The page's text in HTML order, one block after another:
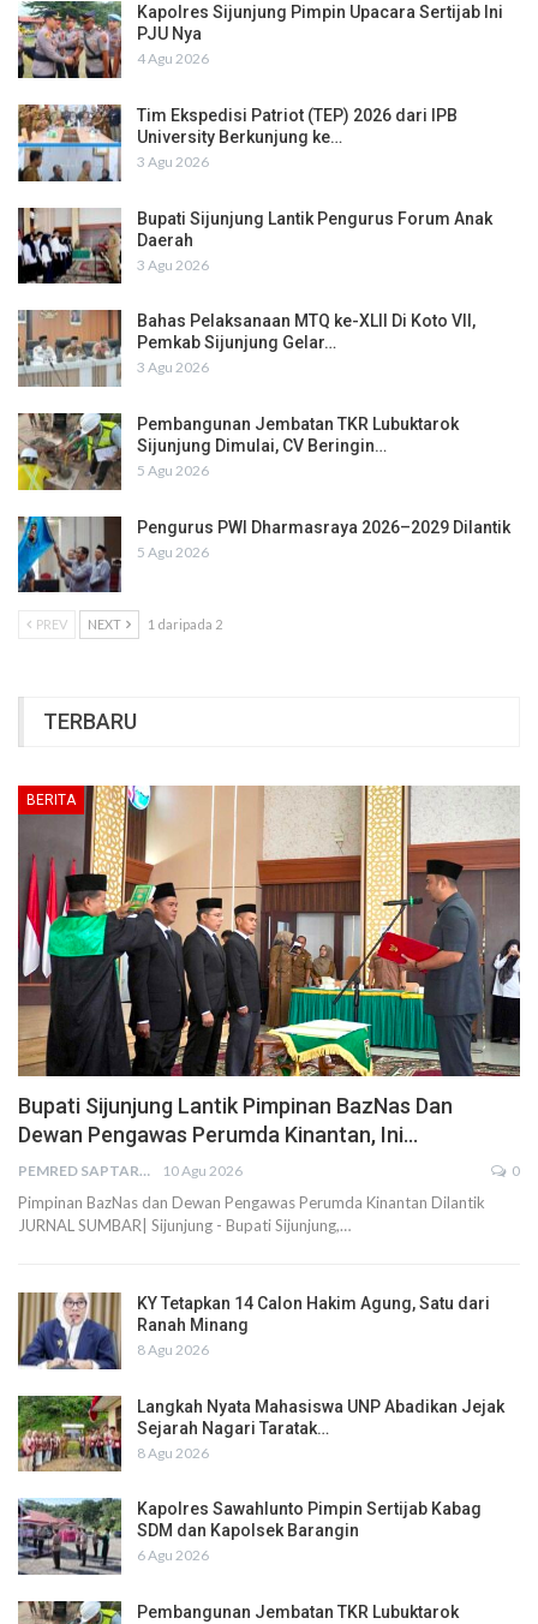
Kapolres Sijunjung Pimpin Upacara Sertijab Ini
PJU Nya
4 Agu 2026
Tim Ekspedisi Patriot (TEP) 2026 dari IPB
University Berkunjung ke…
3 Agu 2026
Bupati Sijunjung Lantik Pengurus Forum Anak
Daerah
3 Agu 2026
Bahas Pelaksanaan MTQ ke-XLII Di Koto VII,
Pemkab Sijunjung Gelar…
3 Agu 2026
Pembangunan Jembatan TKR Lubuktarok
Sijunjung Dimulai, CV Beringin…
5 Agu 2026
Pengurus PWI Dharmasraya 2026–2029 Dilantik
5 Agu 2026
PREV NEXT 1 daripada 2
TERBARU
BERITA
Bupati Sijunjung Lantik Pimpinan BazNas Dan
Dewan Pengawas Perumda Kinantan, Ini…
PEMRED SAPTARIUS 10 Agu 2026 0
Pimpinan BazNas dan Dewan Pengawas Perumda Kinantan Dilantik
JURNAL SUMBAR| Sijunjung - Bupati Sijunjung,…
KY Tetapkan 14 Calon Hakim Agung, Satu dari
Ranah Minang
8 Agu 2026
Langkah Nyata Mahasiswa UNP Abadikan Jejak
Sejarah Nagari Taratak…
8 Agu 2026
Kapolres Sawahlunto Pimpin Sertijab Kabag
SDM dan Kapolsek Barangin
6 Agu 2026
Pembangunan Jembatan TKR Lubuktarok